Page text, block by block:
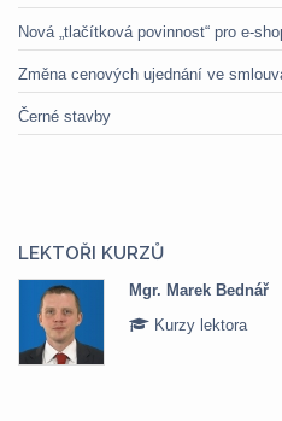
Nová „tlačítková povinnost“ pro e-
Změna cenových ujednání ve
Černé stavby
LEKTOŘI KURZŮ
Mgr. Marek Bednář
Kurzy lektora